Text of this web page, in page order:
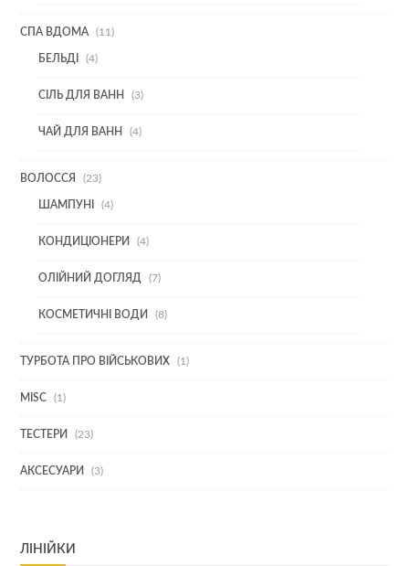
СПА ВДОМА 1111
БЕЛЬДІ
44
СІЛЬ ДЛЯ ВАНН
33
ЧАЙ ДЛЯ ВАНН
44
ВОЛОССЯ 2323
ШАМПУНІ
44
КОНДИЦІОНЕРИ
44
ОЛІЙНИЙ ДОГЛЯД
77
КОСМЕТИЧНІ ВОДИ
88
ТУРБОТА ПРО ВІЙСЬКОВИХ 11
MISC
11
ТЕСТЕРИ
2323
АКСЕСУАРИ
33
ЛІНІЙКИ